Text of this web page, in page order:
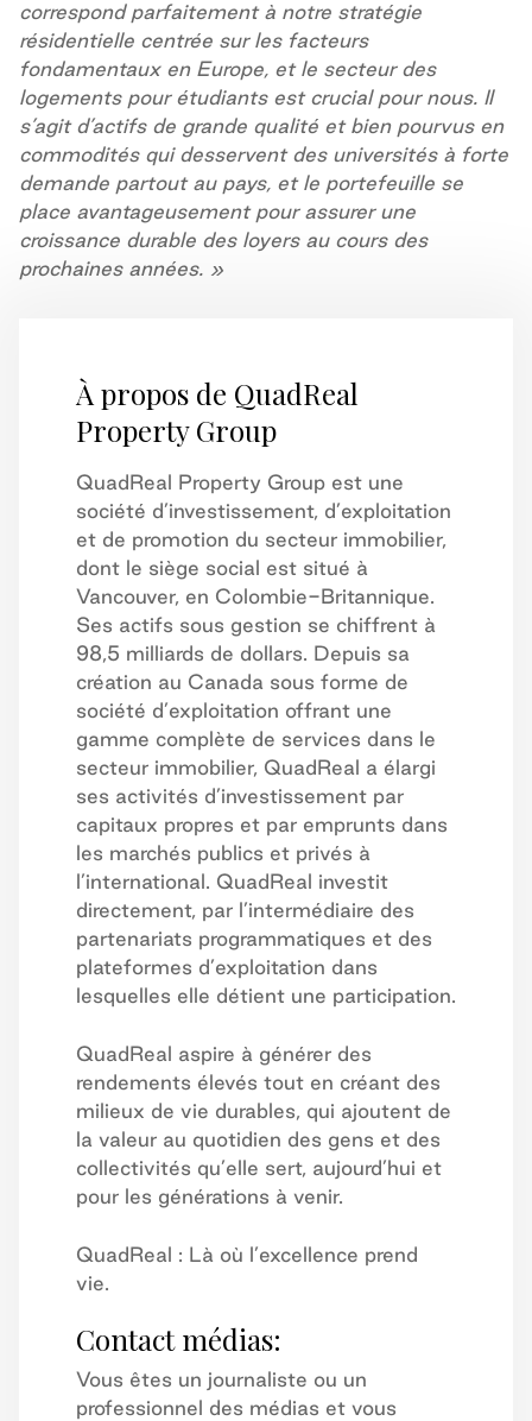
correspond parfaitement à notre stratégie
résidentielle centrée sur les facteurs
fondamentaux en Europe, et le secteur des
logements pour étudiants est crucial pour nous. Il
s’agit d’actifs de grande qualité et bien pourvus en
commodités qui desservent des universités à forte
demande partout au pays, et le portefeuille se
place avantageusement pour assurer une
croissance durable des loyers au cours des
prochaines années. »
À propos de QuadReal
Property Group
QuadReal Property Group est une
société d’investissement, d’exploitation
et de promotion du secteur immobilier,
dont le siège social est situé à
Vancouver, en Colombie-Britannique.
Ses actifs sous gestion se chiffrent à
98,5 milliards de dollars. Depuis sa
création au Canada sous forme de
société d’exploitation offrant une
gamme complète de services dans le
secteur immobilier, QuadReal a élargi
ses activités d’investissement par
capitaux propres et par emprunts dans
les marchés publics et privés à
l’international. QuadReal investit
directement, par l’intermédiaire des
partenariats programmatiques et des
plateformes d’exploitation dans
lesquelles elle détient une participation.
QuadReal aspire à générer des
rendements élevés tout en créant des
milieux de vie durables, qui ajoutent de
la valeur au quotidien des gens et des
collectivités qu’elle sert, aujourd’hui et
pour les générations à venir.
QuadReal : Là où l’excellence prend
vie.
Contact médias:
Vous êtes un journaliste ou un
professionnel des médias et vous